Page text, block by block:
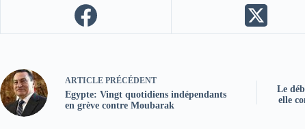
ARTICLE PRÉCÉDENT
Egypte: Vingt quotidiens indépendants
en grève contre Moubarak
Le
elle